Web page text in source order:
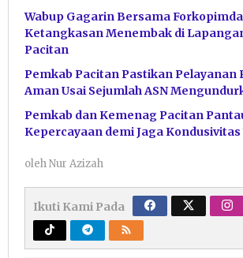
Wabup Gagarin Bersama
Ketangkasan Menembak di
Pacitan
Pemkab Pacitan Pastikan Pelayanan
Aman Usai Sejumlah ASN
Pemkab dan Kemenag Pacitan
Kepercayaan demi Jaga Kondusivitas
olehNur Azizah
Ikuti Kami Pada